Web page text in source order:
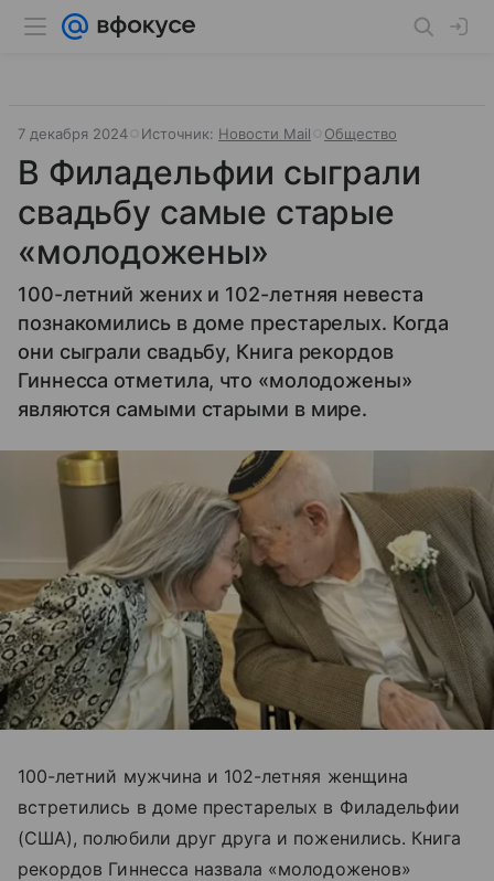
7 декабря 2024 Источник: Новости Mail Общество
В Филадельфии сыграли
свадьбу самые старые
«молодожены»
100-летний жених и 102-летняя невеста
познакомились в доме престарелых. Когда
они сыграли свадьбу, Книга рекордов
Гиннесса отметила, что «молодожены»
являются самыми старыми в мире.
100-летний мужчина и 102-летняя женщина
встретились в доме престарелых в Филадельфии
(США), полюбили друг друга и поженились. Книга
рекордов Гиннесса назвала «молодоженов»